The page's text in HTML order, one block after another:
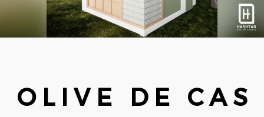
O L I V E D E C A S